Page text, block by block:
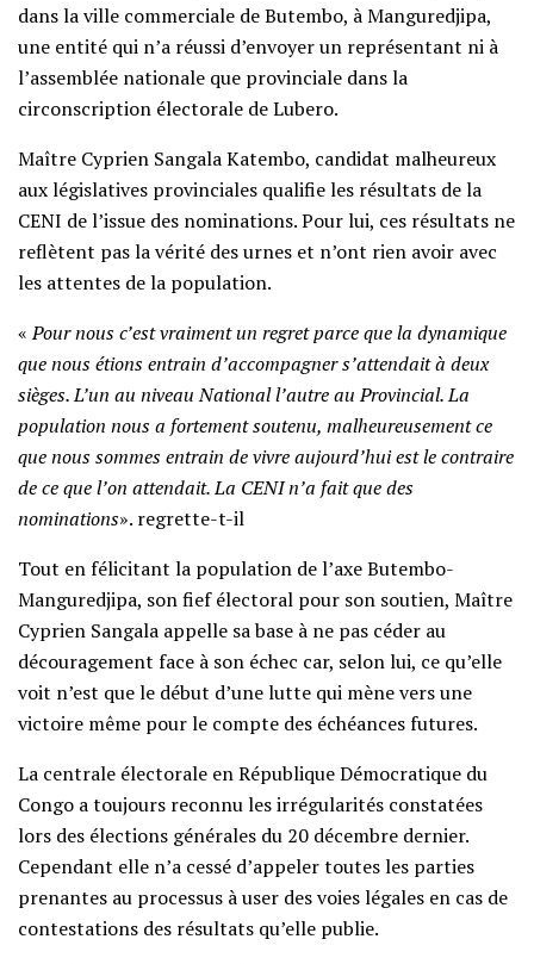
dans la ville commerciale de Butembo, à Manguredjipa,
une entité qui n’a réussi d’envoyer un représentant ni à
l’assemblée nationale que provinciale dans la
circonscription électorale de Lubero.
Maître Cyprien Sangala Katembo, candidat malheureux
aux législatives provinciales qualifie les résultats de la
CENI de l’issue des nominations. Pour lui, ces résultats ne
reflètent pas la vérité des urnes et n’ont rien avoir avec
les attentes de la population.
«Pour nous c’est vraiment un regret parce que la dynamique
que nous étions entrain d’accompagner s’attendait à deux
sièges. L’un au niveau National l’autre au Provincial. La
population nous a fortement soutenu, malheureusement ce
que nous sommes entrain de vivre aujourd’hui est le contraire
de ce que l’on attendait. La CENI n’a fait que des
nominations». regrette-t-il
Tout en félicitant la population de l’axe Butembo-
Manguredjipa, son fief électoral pour son soutien, Maître
Cyprien Sangala appelle sa base à ne pas céder au
découragement face à son échec car, selon lui, ce qu’elle
voit n’est que le début d’une lutte qui mène vers une
victoire même pour le compte des échéances futures.
La centrale électorale en République Démocratique du
Congo a toujours reconnu les irrégularités constatées
lors des élections générales du 20 décembre dernier.
Cependant elle n’a cessé d’appeler toutes les parties
prenantes au processus à user des voies légales en cas de
contestations des résultats qu’elle publie.